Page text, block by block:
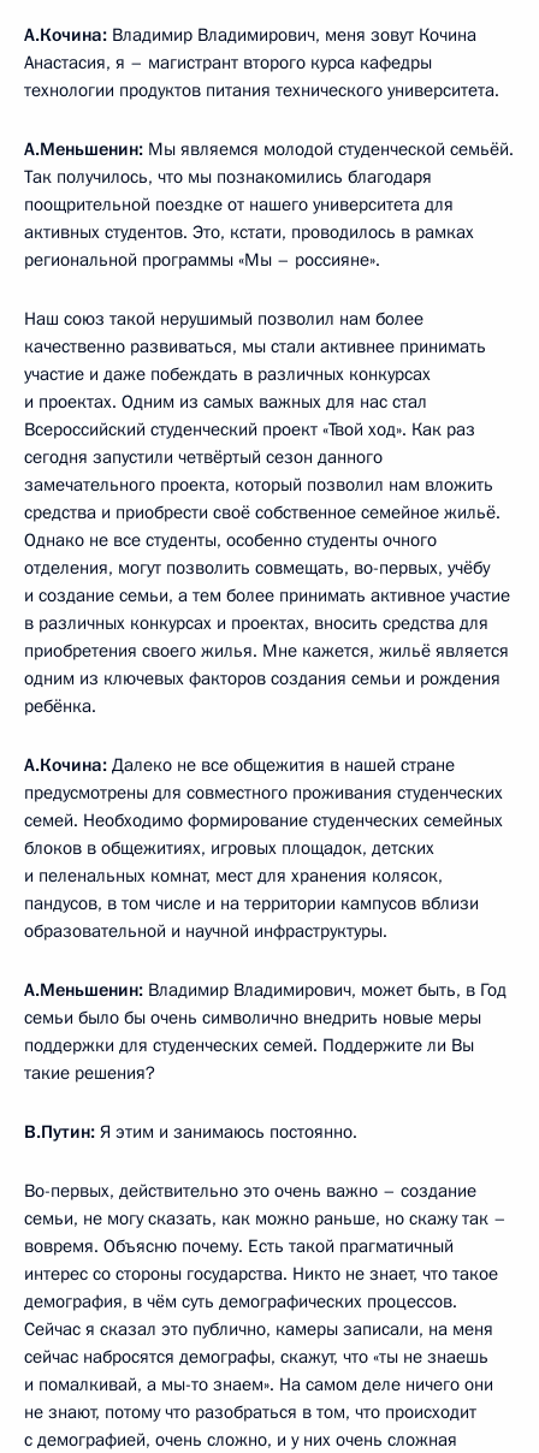
А.Кочина: Владимир Владимирович, меня зовут Кочина
Анастасия, я – магистрант второго курса кафедры
технологии продуктов питания технического университета.
А.Меньшенин: Мы являемся молодой студенческой семьёй.
Так получилось, что мы познакомились благодаря
поощрительной поездке от нашего университета для
активных студентов. Это, кстати, проводилось в рамках
региональной программы «Мы – россияне».
Наш союз такой нерушимый позволил нам более
качественно развиваться, мы стали активнее принимать
участие и даже побеждать в различных конкурсах
и проектах. Одним из самых важных для нас стал
Всероссийский студенческий проект «Твой ход». Как раз
сегодня запустили четвёртый сезон данного
замечательного проекта, который позволил нам вложить
средства и приобрести своё собственное семейное жильё.
Однако не все студенты, особенно студенты очного
отделения, могут позволить совмещать, во-первых, учёбу
и создание семьи, а тем более принимать активное участие
в различных конкурсах и проектах, вносить средства для
приобретения своего жилья. Мне кажется, жильё является
одним из ключевых факторов создания семьи и рождения
ребёнка.
А.Кочина: Далеко не все общежития в нашей стране
предусмотрены для совместного проживания студенческих
семей. Необходимо формирование студенческих семейных
блоков в общежитиях, игровых площадок, детских
и пеленальных комнат, мест для хранения колясок,
пандусов, в том числе и на территории кампусов вблизи
образовательной и научной инфраструктуры.
А.Меньшенин: Владимир Владимирович, может быть, в Год
семьи было бы очень символично внедрить новые меры
поддержки для студенческих семей. Поддержите ли Вы
такие решения?
В.Путин: Я этим и занимаюсь постоянно.
Во-первых, действительно это очень важно – создание
семьи, не могу сказать, как можно раньше, но скажу так –
вовремя. Объясню почему. Есть такой прагматичный
интерес со стороны государства. Никто не знает, что такое
демография, в чём суть демографических процессов.
Сейчас я сказал это публично, камеры записали, на меня
сейчас набросятся демографы, скажут, что «ты не знаешь
и помалкивай, а мы-то знаем». На самом деле ничего они
не знают, потому что разобраться в том, что происходит
с демографией, очень сложно, и у них очень сложная